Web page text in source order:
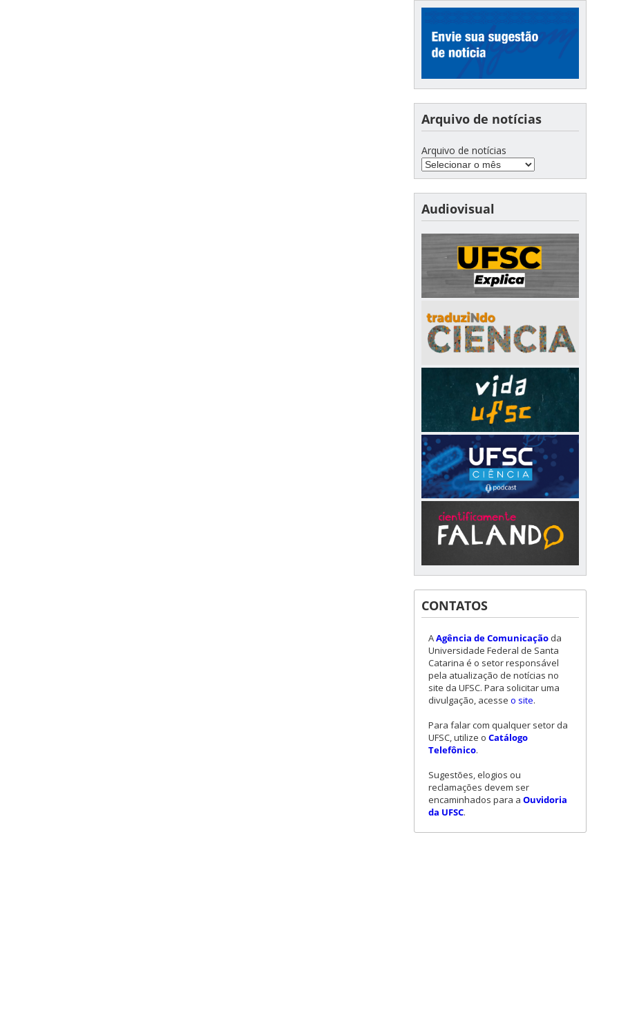
Arquivo de notícias
Arquivo de notícias
Audiovisual
CONTATOS
AAgência de Comunicação da
Universidade Federal de Santa
Catarina é o setor responsável
pela atualização de notícias no
site da UFSC. Para solicitar uma
divulgação, acesse o site.
Para falar com qualquer setor da
UFSC, utilize o Catálogo
Telefônico.
Sugestões, elogios ou
reclamações devem ser
encaminhados para a Ouvidoria
da UFSC.